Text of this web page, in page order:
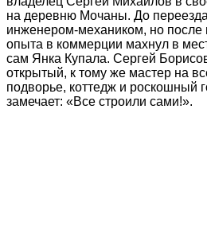
на деревню Мочаны. До
инженером-механиком, но
опыта в коммерции махнул в
сам Янка Купала. Сергей
открытый, к тому же мастер на
подворье, коттедж и роскошный
замечает: «Все строили сами!».